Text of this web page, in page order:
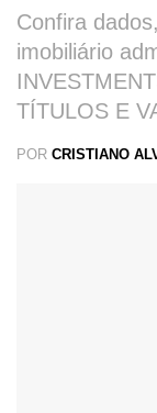
Confira
imobiliário
TÍTULOS E
POR CRISTIANO